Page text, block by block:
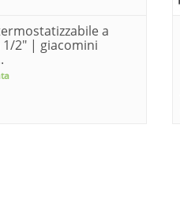
a
2" | giacomini